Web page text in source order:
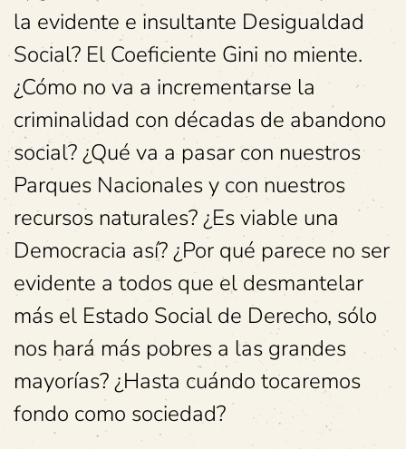
la evidente e insultante Desigualdad
Social? El Coeficiente Gini no miente.
¿Cómo no va a incrementarse la
criminalidad con décadas de abandono
social? ¿Qué va a pasar con nuestros
Parques Nacionales y con nuestros
recursos naturales? ¿Es viable una
Democracia así? ¿Por qué parece no ser
evidente a todos que el desmantelar
más el Estado Social de Derecho, sólo
nos hará más pobres a las grandes
mayorías? ¿Hasta cuándo tocaremos
fondo como sociedad?